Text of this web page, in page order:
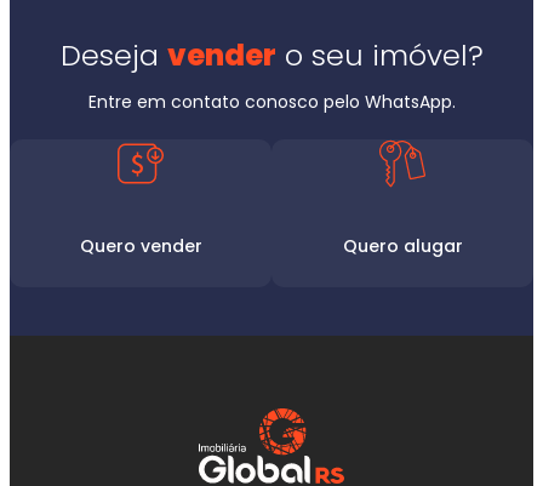
Deseja vender o seu imóvel?
Entre em contato conosco pelo WhatsApp.
Quero vender Quero alugar